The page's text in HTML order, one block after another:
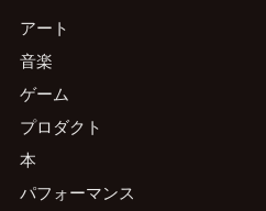
アート
音楽
ゲーム
プロダクト
本
パフォーマンス